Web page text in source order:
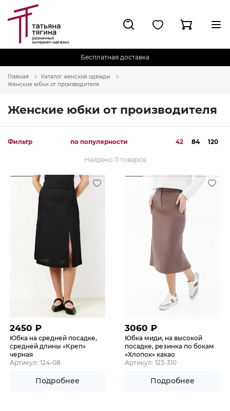
Бесплатная доставка
Главная
Каталог женской одежды
Женские юбки от производителя
Женские юбки от производителя
Фильтр по популярности 42 84 120
Найдено 11 товаров
2450 ₽
Юбка на средней посадке,
средней длины «Креп»
черная
Артикул: 124-08
Подробнее
3060 ₽
Юбка миди, на высокой
посадке, резинка по бокам
«Хлопок» какао
Артикул: 123-310
Подробнее